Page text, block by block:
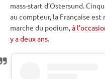
mass-start d’Ostersund.
au compteur, la Française
marche du podium,à
y a deux ans.